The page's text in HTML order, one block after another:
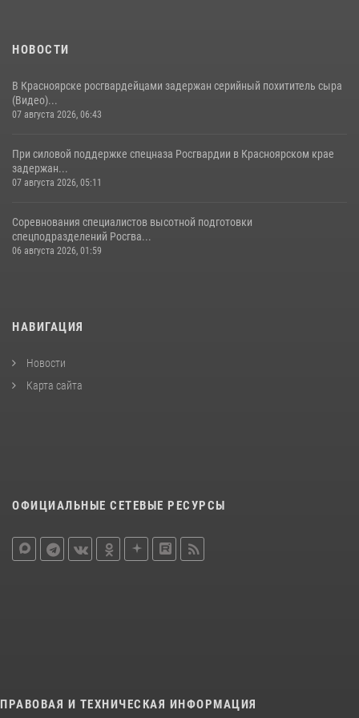
НОВОСТИ
В Красноярске росгвардейцами задержан серийный похититель сыра
(Видео)...
07 августа 2026, 06:43
При силовой поддержке спецназа Росгвардии в Красноярском крае
задержан...
07 августа 2026, 05:11
Соревнования специалистов высотной подготовки
спецподразделений Росгва...
06 августа 2026, 01:59
НАВИГАЦИЯ
Новости
Карта сайта
ОФИЦИАЛЬНЫЕ СЕТЕВЫЕ РЕСУРСЫ
ПРАВОВАЯ И ТЕХНИЧЕСКАЯ ИНФОРМАЦИЯ